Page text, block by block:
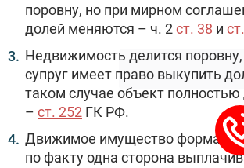
поровну, но при мирном
долей меняются – ч. 2ст. 38 и
Недвижимость делится поровну,
супруг имеет право выкупить
таком случае объект полностью
– ст. 252 ГК РФ.
Движимое имущество
по факту одна сторона